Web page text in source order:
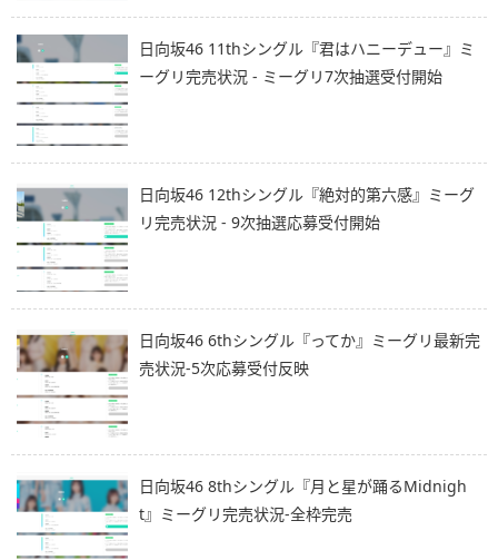
日向坂46 11thシングル『君はハニーデュー』ミ
ーグリ完売状況 - ミーグリ7次抽選受付開始
日向坂46 12thシングル『絶対的第六感』ミーグ
リ完売状況 - 9次抽選応募受付開始
日向坂46 6thシングル『ってか』ミーグリ最新完
売状況-5次応募受付反映
日向坂46 8thシングル『月と星が踊るMidnigh
t』ミーグリ完売状況-全枠完売